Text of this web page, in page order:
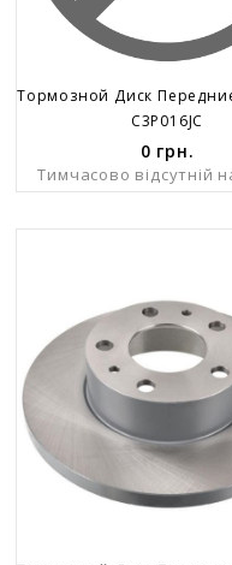
C3P016JC
0 грн.
Тимчасово відсутній на